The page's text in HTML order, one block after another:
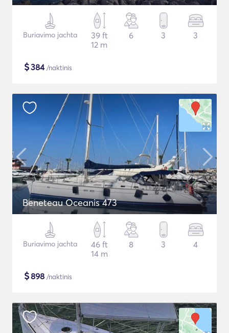
Buriavimo jachta
39 ft
12 m
6 3 3
$384/naktinis
Beneteau Oceanis 473
Buriavimo jachta
46 ft
14 m
8 3 4
$898 /naktinis